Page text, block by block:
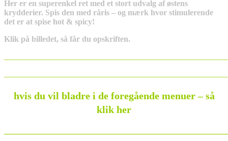
Her er en superenkel ret med et stort udvalg af østens
krydderier. Spis den med råris – og mærk hvor stimulerende
det er at spise hot & spicy!
Klik på billedet, så får du opskriften.
hvis du vil bladre i de foregående menuer – så
klik her